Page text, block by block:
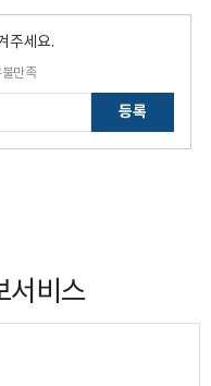
주세요.
만족
등록
서비스